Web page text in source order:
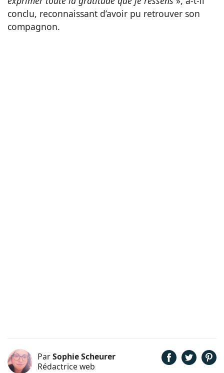
conclu, reconnaissant d’avoir pu retrouver son
compagnon.
ParSophie Scheurer
Rédactrice web